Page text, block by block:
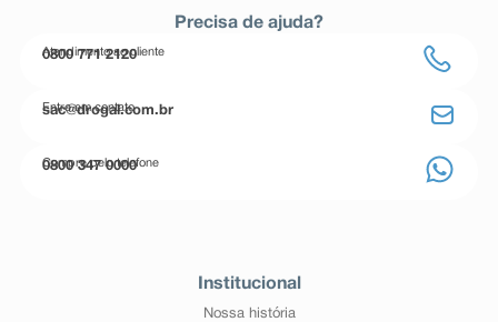
Precisa de ajuda?
Atendimento ao cliente
0800 771 2120
Entre em contato
sac@drogal.com.br
Compre pelo telefone
0800 347 0000
Institucional
Nossa história